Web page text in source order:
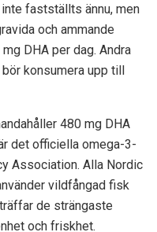
fastställts ännu, men
och ammande
DHA per dag. Andra
konsumera upp till
480 mg DHA
det officiella omega-3-
Association. Alla Nordic
vildfångad fisk
de strängaste
och friskhet.